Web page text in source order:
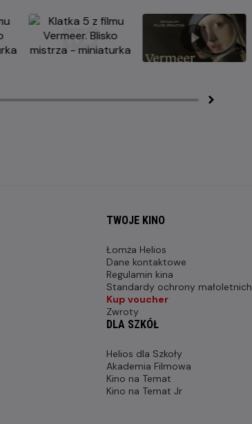
TWOJE KINO
Łomża Helios
Dane kontaktowe
Regulamin kina
Standardy ochrony małoletnich
Kup voucher
Zwroty
DLA SZKÓŁ
Helios dla Szkoły
Akademia Filmowa
Kino na Temat
Kino na Temat Jr